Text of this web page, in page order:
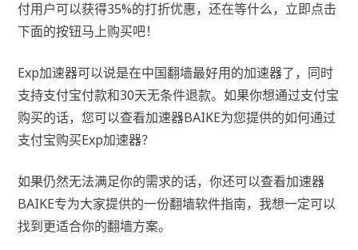
付用户可以获得35%的打折优惠，还在等什么，立即点击
下面的按钮马上购买吧！
Exp加速器可以说是在中国翻墙最好用的加速器了，同时
支持支付宝付款和30天无条件退款。如果你想通过支付宝
购买的话，您可以查看加速器BAIKE为您提供的如何通过
支付宝购买Exp加速器？
如果仍然无法满足你的需求的话，你还可以查看加速器
BAIKE专为大家提供的一份翻墙软件指南，我想一定可以
找到更适合你的翻墙方案。